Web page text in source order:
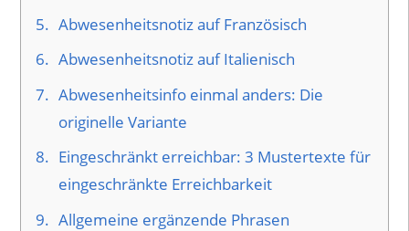
5. Abwesenheitsnotiz auf Französisch
6. Abwesenheitsnotiz auf Italienisch
7. Abwesenheitsinfo einmal anders: Die
originelle Variante
8. Eingeschränkt erreichbar: 3 Mustertexte für
eingeschränkte Erreichbarkeit
9. Allgemeine ergänzende Phrasen